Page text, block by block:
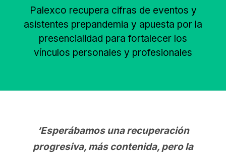
Palexco recupera cifras de eventos y
asistentes prepandemia y apuesta por la
presencialidad para fortalecer los
vínculos personales y profesionales
‘Esperábamos una recuperación
progresiva, más contenida, pero la